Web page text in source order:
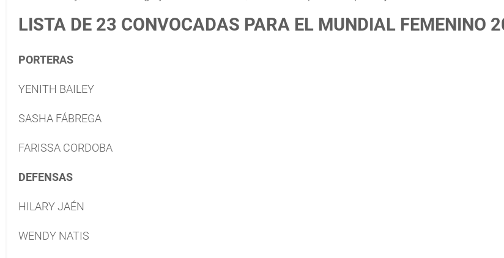
LISTA DE 23 CONVOCADAS PARA EL MUNDIAL FEMENINO
PORTERAS
YENITH BAILEY
SASHA FÁBREGA
FARISSA CORDOBA
DEFENSAS
HILARY JAÉN
WENDY NATIS